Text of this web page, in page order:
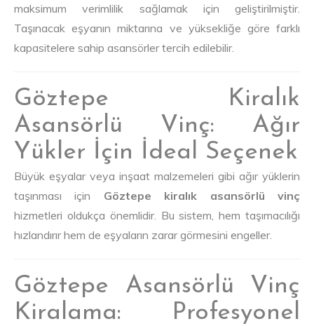
maksimum verimlilik sağlamak için geliştirilmiştir.
Taşınacak eşyanın miktarına ve yüksekliğe göre farklı
kapasitelere sahip asansörler tercih edilebilir.
Göztepe Kiralık
Asansörlü Vinç: Ağır
Yükler İçin İdeal Seçenek
Büyük eşyalar veya inşaat malzemeleri gibi ağır yüklerin
taşınması için Göztepe kiralık asansörlü vinç
hizmetleri oldukça önemlidir. Bu sistem, hem taşımacılığı
hızlandırır hem de eşyaların zarar görmesini engeller.
Göztepe Asansörlü Vinç
Kiralama: Profesyonel